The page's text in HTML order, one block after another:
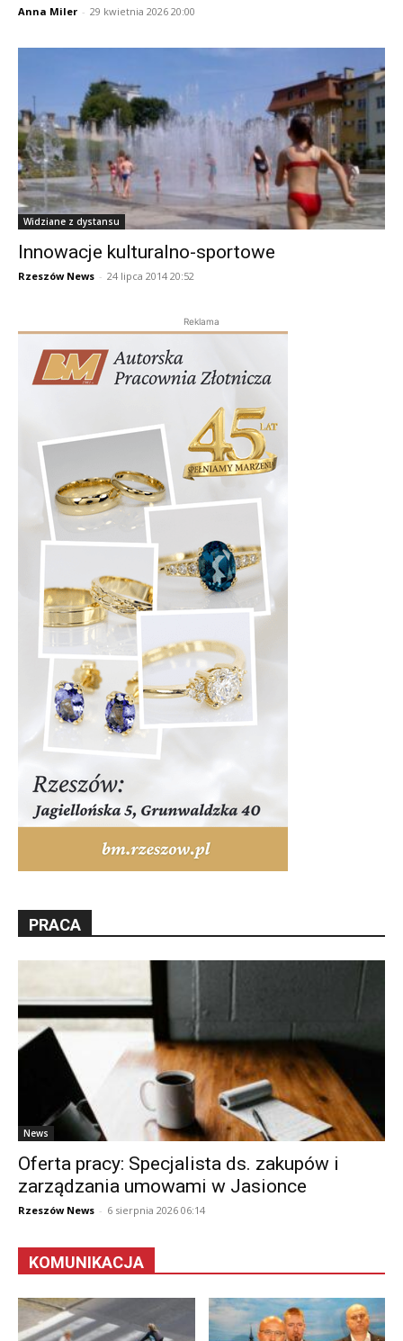
Anna Miler - 29 kwietnia 2026 20:00
Widziane z dystansu
Innowacje kulturalno-sportowe
Rzeszów News - 24 lipca 2014 20:52
Reklama
PRACA
News
Oferta pracy: Specjalista ds. zakupów i
zarządzania umowami w Jasionce
Rzeszów News - 6 sierpnia 2026 06:14
KOMUNIKACJA